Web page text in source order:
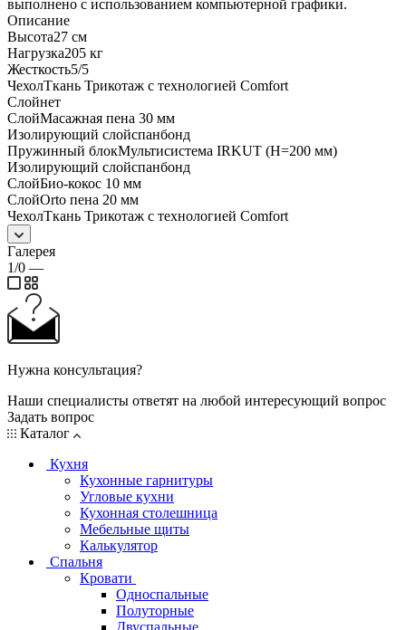
выполнено с использованием компьютерной графики.
Описание
Высота27 см
Нагрузка205 кг
Жесткость5/5
ЧехолТкань Трикотаж с технологией Comfort
Слойнет
СлойМасажная пена 30 мм
Изолирующий слойспанбонд
Пружинный блокМультисистема IRKUT (H=200 мм)
Изолирующий слойспанбонд
СлойБио-кокос 10 мм
СлойOrto пена 20 мм
ЧехолТкань Трикотаж с технологией Comfort
Галерея
1/0 —
Нужна консультация?
Наши специалисты ответят на любой интересующий вопрос
Задать вопрос
Каталог
Кухня
Кухонные гарнитуры
Угловые кухни
Кухонная столешница
Мебельные щиты
Калькулятор
Спальня
Кровати
Односпальные
Полуторные
Двуспальные